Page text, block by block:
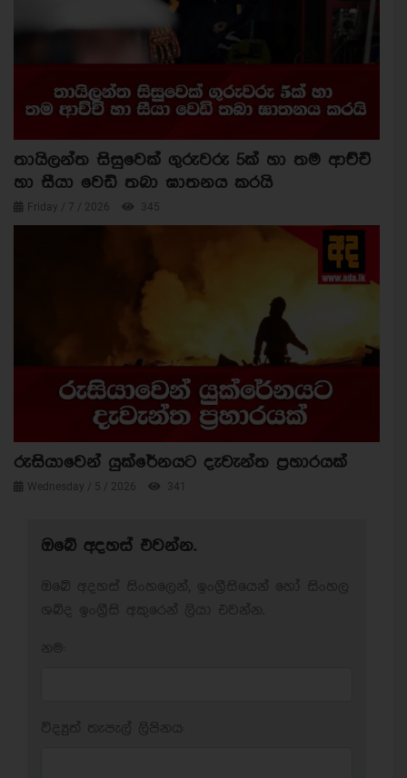
තායිලන්ත සිසුවෙක් ගුරුවරු 5ක් හා තම ආච්චි
හා සීයා වෙඩි තබා ඝාතනය කරයි
Friday / 7 / 2026 345
රුසියාවෙන් යුක්රේනයට දැවැන්ත ප්‍රහාරයක්
Wednesday / 5 / 2026 341
ඔබේ අදහස් එවන්න.